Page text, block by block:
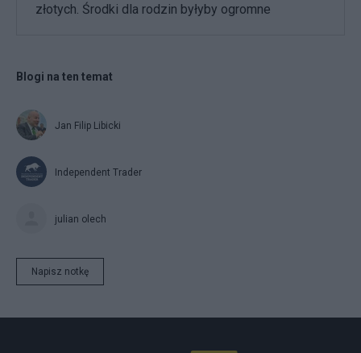
złotych. Środki dla rodzin byłyby ogromne
Blogi na ten temat
Jan Filip Libicki
Independent Trader
julian olech
Napisz notkę